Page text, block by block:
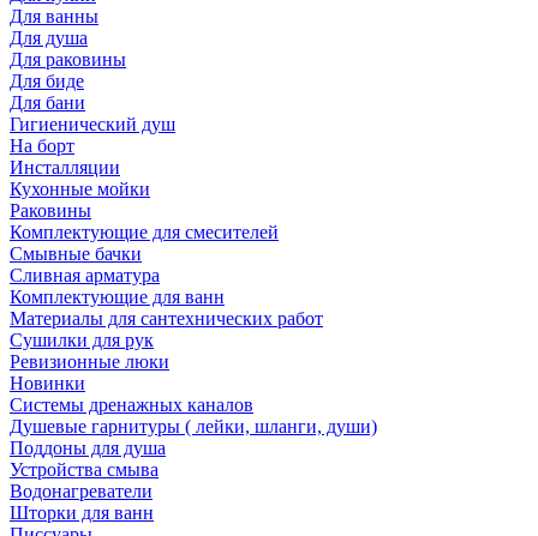
Для ванны
Для душа
Для раковины
Для биде
Для бани
Гигиенический душ
На борт
Инсталляции
Кухонные мойки
Раковины
Комплектующие для смесителей
Смывные бачки
Сливная арматура
Комплектующие для ванн
Материалы для сантехнических работ
Сушилки для рук
Ревизионные люки
Новинки
Системы дренажных каналов
Душевые гарнитуры ( лейки, шланги, души)
Поддоны для душа
Устройства смыва
Водонагреватели
Шторки для ванн